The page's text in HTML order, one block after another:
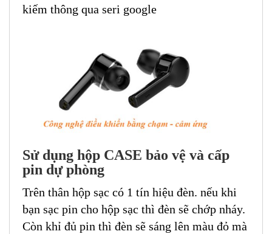
kiếm thông qua seri google
Sử dụng hộp CASE bảo vệ và cấp
pin dự phòng
Trên thân hộp sạc có 1 tín hiệu đèn. nếu khi
bạn sạc pin cho hộp sạc thì đèn sẽ chớp nháy.
Còn khỉ đủ pin thì đèn sẽ sáng lên màu đỏ mà